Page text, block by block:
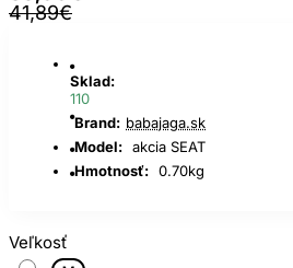
41,89€
Sklad:
110
Brand: babajaga.sk
Model: akcia SEAT
Hmotnosť: 0.70kg
Veľkosť